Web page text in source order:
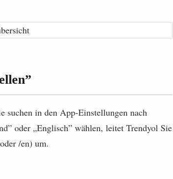
suchen in den App-Einstellungen nach
oder „Englisch” wählen, leitet Trendyol Sie
/en) um.